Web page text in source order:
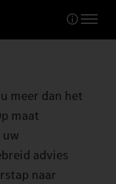
meer dan het
maat
advies
naar